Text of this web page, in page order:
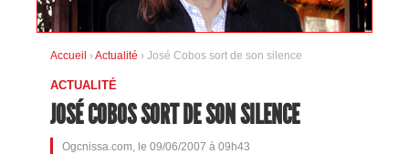
Accueil ›Actualité › José Cobos sort de son silence
ACTUALITÉ
JOSÉ COBOS SORT DE SON SILENCE
Ogcnissa.com, le 09/06/2007 à 09h43